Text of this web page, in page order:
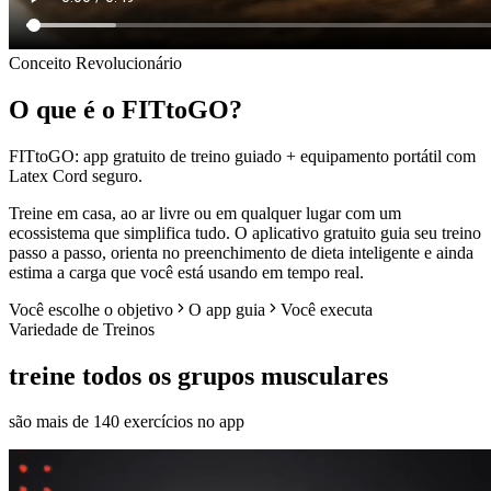
Conceito Revolucionário
O que é o FITtoGO?
FITtoGO: app gratuito de treino guiado + equipamento portátil com
Latex Cord seguro.
Treine em casa, ao ar livre ou em qualquer lugar com um
ecossistema que simplifica tudo. O aplicativo gratuito guia seu treino
passo a passo, orienta no preenchimento de dieta inteligente e ainda
estima a carga que você está usando em tempo real.
Você escolhe o objetivo
O app guia
Você executa
Variedade de Treinos
treine todos os grupos musculares
são mais de 140 exercícios no app